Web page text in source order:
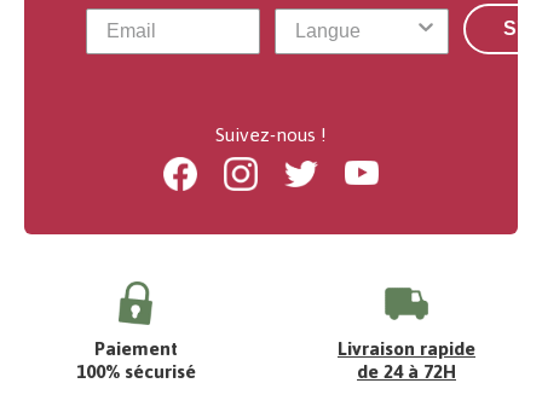
Suivez-nous !
FacebookInstagramTwitter Youtube
Paiement
100% sécurisé
Livraison rapide
de 24 à 72H